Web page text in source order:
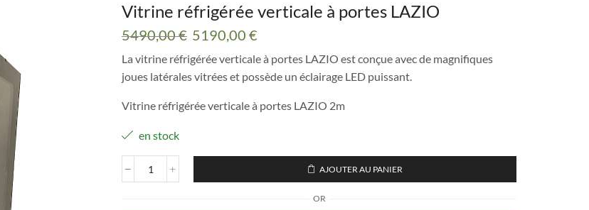
Vitrine réfrigérée verticale à portes LAZIO
5490,00€ Le
initial
était :
5490,00 €.
5190,00 €
actuel
est :
5190,00 €.
La vitrine réfrigérée verticale à portes LAZIO est conçue avec de magnifiques
joues latérales vitrées et possède un éclairage LED puissant.
Vitrine réfrigérée verticale à portes LAZIO 2m
en stock
quantité
AJOUTER AU PANIER
OR